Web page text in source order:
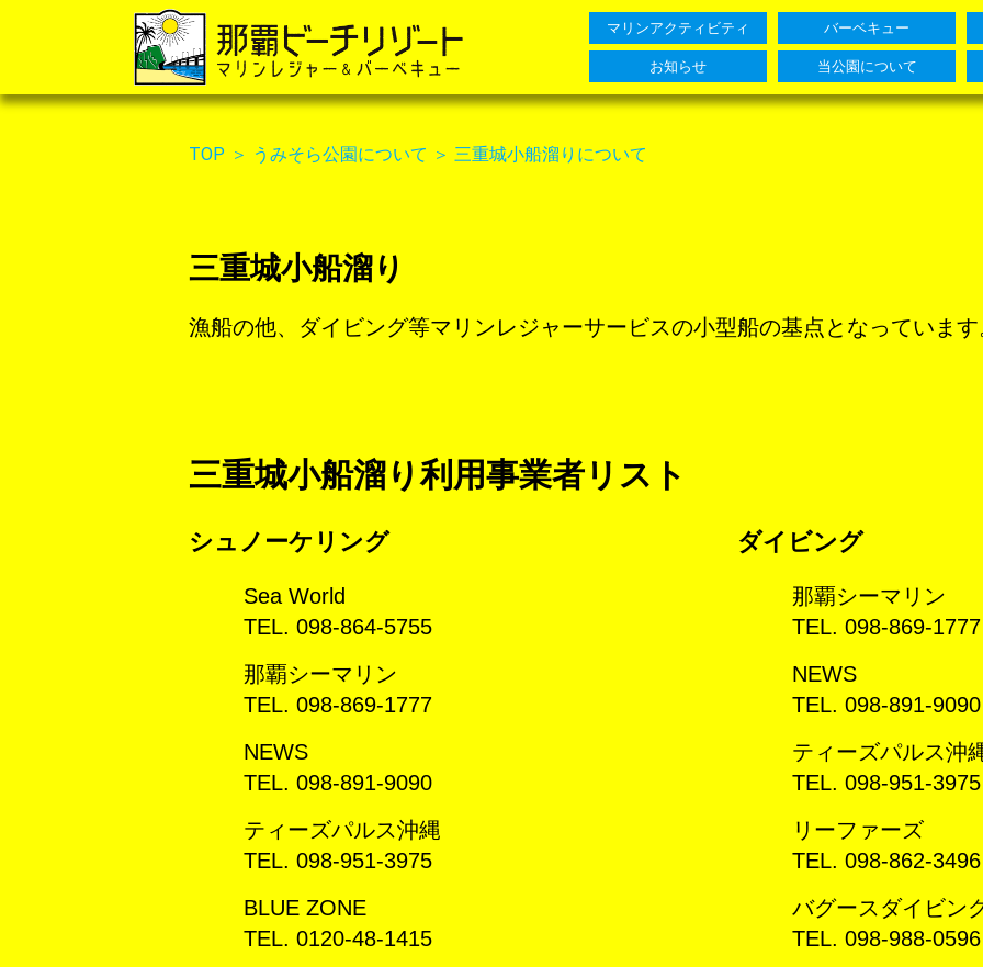
バーベキュー
マリンアクティビティ
お知らせ 当公園について
TOP ＞ うみそら公園について ＞ 三重城小船溜りについて
三重城小船溜り
漁船の他、ダイビング等マリンレジャーサービスの小型船の基点となっています
三重城小船溜り利用事業者リスト
シュノーケリング
Sea World
TEL. 098-864-5755
那覇シーマリン
TEL. 098-869-1777
NEWS
TEL. 098-891-9090
ティーズパルス沖縄
TEL. 098-951-3975
BLUE ZONE
TEL. 0120-48-1415
ダイビング
那覇シーマリン
TEL. 098-869-1777
NEWS
TEL. 098-891-9090
ティーズパルス沖
TEL. 098-951-3975
リーファーズ
TEL. 098-862-3496
バグースダイビン
TEL. 098-988-0596